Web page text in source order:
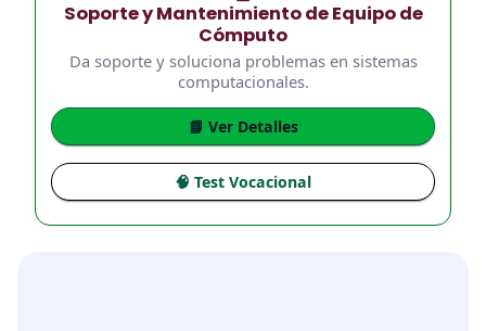
Soporte y Mantenimiento de Equipo de
Cómputo
Da soporte y soluciona problemas en sistemas
computacionales.
📘 Ver Detalles
🧠 Test Vocacional